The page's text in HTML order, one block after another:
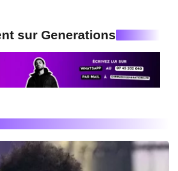
sur Generations